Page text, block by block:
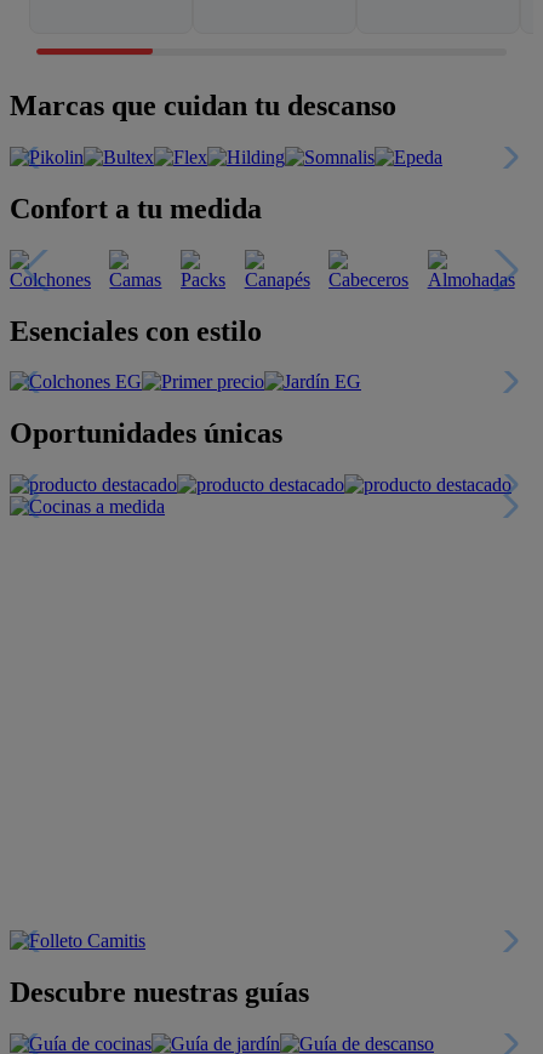
Marcas que cuidan tu descanso
Confort a tu medida
Esenciales con estilo
Oportunidades únicas
Descubre nuestras guías